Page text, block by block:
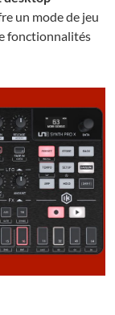
un mode de jeu
fonctionnalités